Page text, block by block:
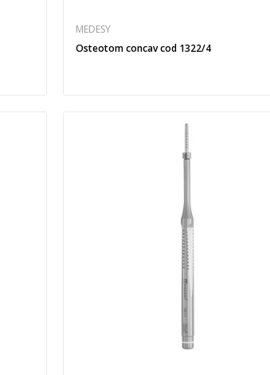
MEDESY
Osteotom concav cod 1322/4